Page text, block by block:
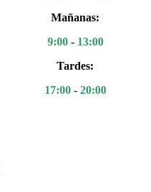
Mañanas:
9:00- 13:00
Tardes:
17:00- 20:00